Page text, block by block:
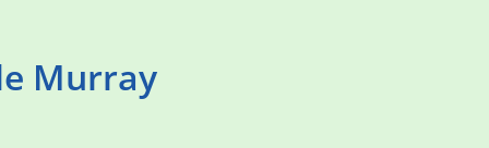
Murray